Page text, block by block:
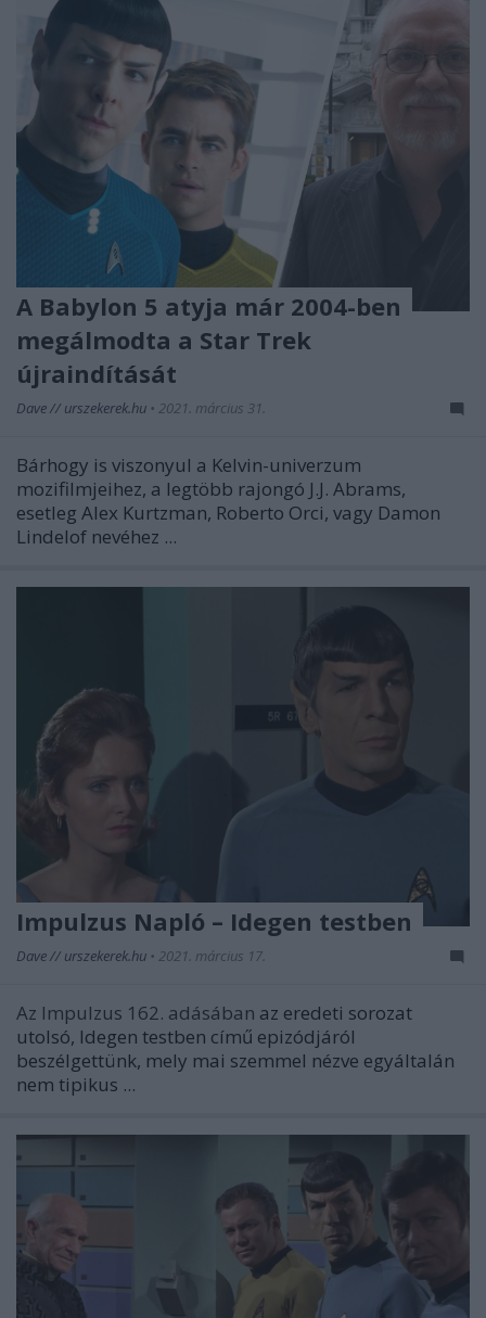
A Babylon 5 atyja már 2004-ben
megálmodta a Star Trek
újraindítását
Dave // urszekerek.hu • 2021. március 31.
Bárhogy is viszonyul a Kelvin-univerzum
mozifilmjeihez, a legtöbb rajongó J.J. Abrams,
esetleg Alex Kurtzman, Roberto Orci, vagy Damon
Lindelof nevéhez ...
Impulzus Napló – Idegen testben
Dave // urszekerek.hu • 2021. március 17.
Az Impulzus 162. adásában az eredeti sorozat
utolsó, Idegen testben című epizódjáról
beszélgettünk, mely mai szemmel nézve egyáltalán
nem tipikus ...